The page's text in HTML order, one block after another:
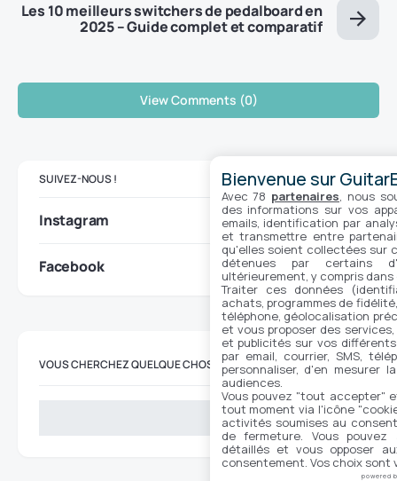
Les 10 meilleurs switchers de pedalboard en
2025 – Guide complet et comparatif
View Comments (0)
SUIVEZ-NOUS !
Instagram
Facebook
VOUS CHERCHEZ QUELQUE CHOSE ?
Rechercher
Bienvenue sur
Avec 78 partenaires, nous
des informations sur vos
emails, identification par
et transmettre entre
qu'elles soient collectées sur
détenues par certains
ultérieurement, y compris
Traiter ces données
achats, programmes de
téléphone, géolocalisation
et vous proposer des
et publicités sur vos
par email, courrier, SMS,
personnaliser, d'en mesurer
audiences.
Vous pouvez "tout accepter"
tout moment via l'icône
activités soumises au
de fermeture. Vous
détaillés et vous opposer
consentement. Vos choix sont
powered